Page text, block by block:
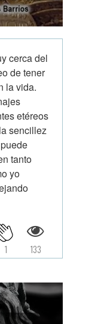
cerca del
de tener
la vida.
etéreos
sencillez
tanto
yo
133
1